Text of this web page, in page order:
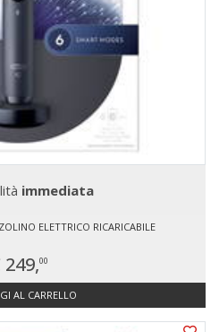
immediata
ELETTRICO RICARICABILE
249,00
AL CARRELLO